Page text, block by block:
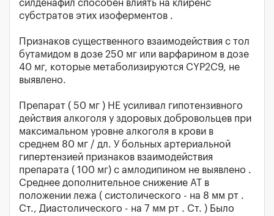
силденафил способен влиять на клиренс
субстратов этих изоферментов .
Признаков существенного взаимодействия с тол
бутамидом в дозе 250 мг или варфарином в дозе
40 мг, которые метаболизируются CYP2C9, не
выявлено.
Препарат ( 50 мг ) НЕ усиливал гипотензивного
действия алкоголя у здоровых добровольцев при
максимальном уровне алкоголя в крови в
среднем 80 мг / дл. У больных артериальной
гипертензией признаков взаимодействия
препарата ( 100 мг) с амлодипином не выявлено .
Среднее дополнительное снижение AT в
положении лежа ( систолического - на 8 мм рт .
Ст., Диастолического - на 7 мм рт . Ст. ) Было